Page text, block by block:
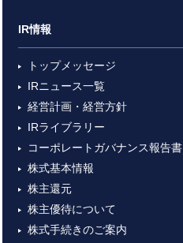
IR情報
トップメッセージ
IRニュース一覧
経営計画・経営方針
IRライブラリー
コーポレートガバナンス報告書
株式基本情報
株主還元
株主優待について
株式手続きのご案内